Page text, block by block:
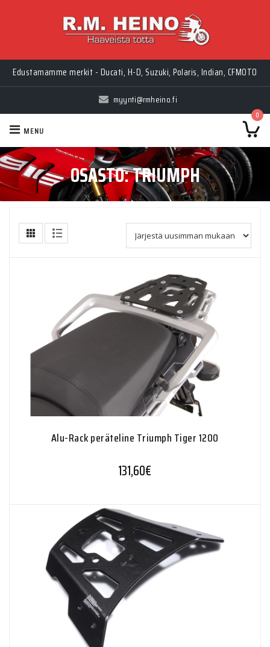
Edustamamme merkit - Ducati, H-D, Suzuki, Polaris, Indian, CFMOTO
myynti@rmheino.fi
0
MENU
OSASTO:TRIUMPH
Alu-Rack peräteline Triumph Tiger 1200
131,60€